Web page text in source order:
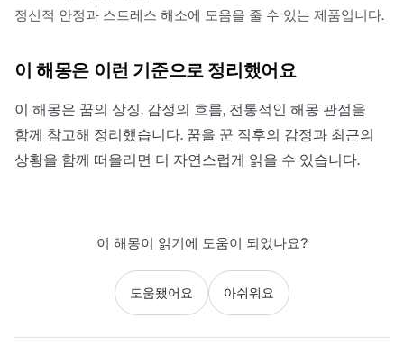
정신적 안정과 스트레스 해소에 도움을 줄 수 있는 제품입니다.
이 해몽은 이런 기준으로 정리했어요
이 해몽은 꿈의 상징, 감정의 흐름, 전통적인 해몽 관점을
함께 참고해 정리했습니다. 꿈을 꾼 직후의 감정과 최근의
상황을 함께 떠올리면 더 자연스럽게 읽을 수 있습니다.
이 해몽이 읽기에 도움이 되었나요?
도움됐어요 아쉬워요